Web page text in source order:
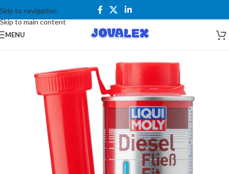
Skip to navigation
Skip to main content
MENU